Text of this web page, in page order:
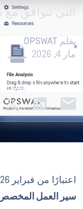
التي تتوافق
بقلم OPSWAT
مار 4, 2026
شارك هذا المنشور
اعتبارًا من فبراير 2026،Cloud MetaDefender Cloud بقدرة جديدة:
سير العمل